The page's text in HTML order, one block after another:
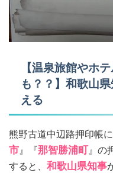
【温泉旅館やホ
も？？】和歌山
える
熊野古道中辺路押印帳
市』『那智勝浦町』の
すると、 和歌山県知事